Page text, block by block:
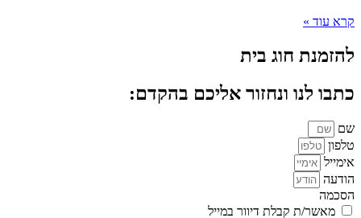
קרא עוד »
להזמנת חוג בית
כתבו לנו ונחזור אליכם בהקדם:
שם
טלפון
אימייל
הודעה
הסכמה
מאשר/ת קבלת דיוור במייל